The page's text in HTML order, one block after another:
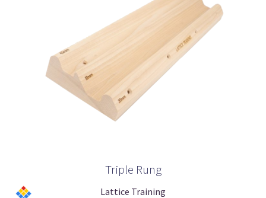
Triple Rung
Lattice Training